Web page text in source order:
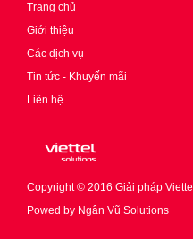
Trang chủ
Giới thiệu
Các dịch vụ
Tin tức - Khuyến mãi
Liên hệ
Copyright © 2016 Giải pháp Viettel
Powed by Ngân Vũ Solutions